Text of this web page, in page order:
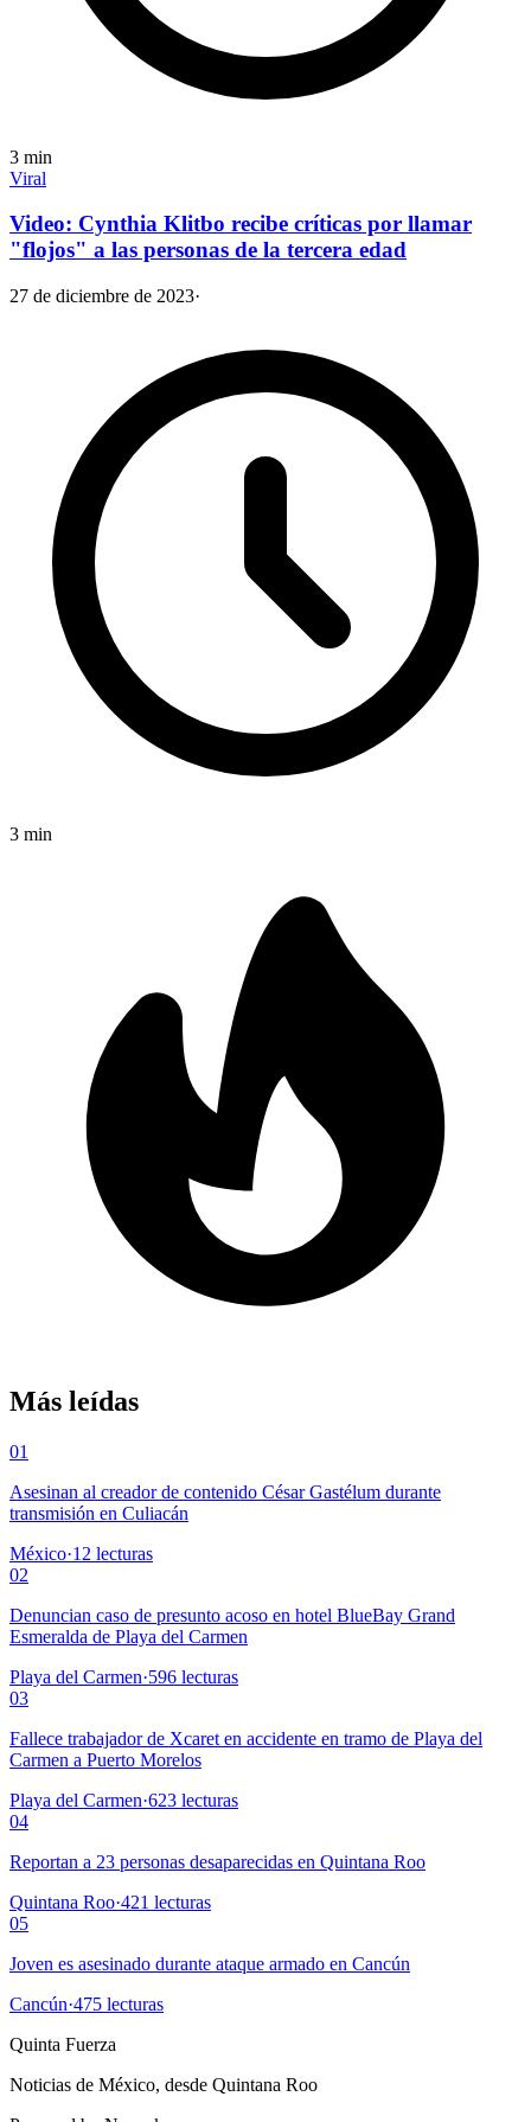
3 min
Viral
Video: Cynthia Klitbo recibe críticas por llamar
"flojos" a las personas de la tercera edad
27 de diciembre de 2023·
3 min
Más leídas
01
Asesinan al creador de contenido César Gastélum durante
transmisión en Culiacán
México·12 lecturas
02
Denuncian caso de presunto acoso en hotel BlueBay Grand
Esmeralda de Playa del Carmen
Playa del Carmen·596 lecturas
03
Fallece trabajador de Xcaret en accidente en tramo de Playa del
Carmen a Puerto Morelos
Playa del Carmen·623 lecturas
04
Reportan a 23 personas desaparecidas en Quintana Roo
Quintana Roo·421 lecturas
05
Joven es asesinado durante ataque armado en Cancún
Cancún·475 lecturas
Quinta Fuerza
Noticias de México, desde Quintana Roo